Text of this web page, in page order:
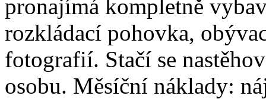
pronajímá kompletně
rozkládací pohovka,
fotografií. Stačí se
osobu. Měsíční náklady: